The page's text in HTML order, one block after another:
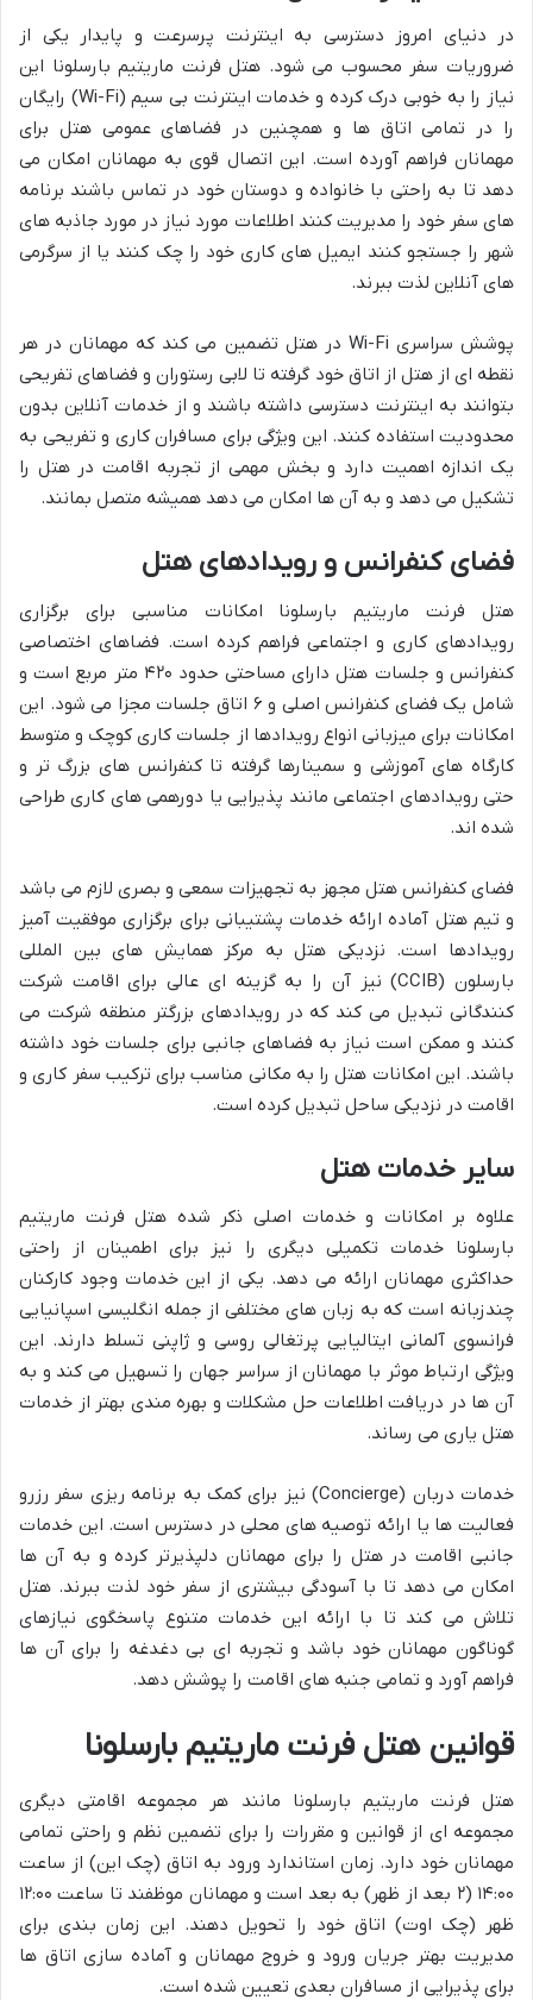
در دنیای امروز دسترسی به اینترنت پرسرعت و پایدار یکی از
ضروریات سفر محسوب می شود. هتل فرنت ماریتیم بارسلونا این
نیاز را به خوبی درک کرده و خدمات اینترنت بی سیم (Wi-Fi) رایگان
را در تمامی اتاق ها و همچنین در فضاهای عمومی هتل برای
مهمانان فراهم آورده است. این اتصال قوی به مهمانان امکان می
دهد تا به راحتی با خانواده و دوستان خود در تماس باشند برنامه
های سفر خود را مدیریت کنند اطلاعات مورد نیاز در مورد جاذبه های
شهر را جستجو کنند ایمیل های کاری خود را چک کنند یا از سرگرمی
های آنلاین لذت ببرند.
پوشش سراسری Wi-Fi در هتل تضمین می کند که مهمانان در هر
نقطه ای از هتل از اتاق خود گرفته تا لابی رستوران و فضاهای تفریحی
بتوانند به اینترنت دسترسی داشته باشند و از خدمات آنلاین بدون
محدودیت استفاده کنند. این ویژگی برای مسافران کاری و تفریحی به
یک اندازه اهمیت دارد و بخش مهمی از تجربه اقامت در هتل را
تشکیل می دهد و به آن ها امکان می دهد همیشه متصل بمانند.
فضای کنفرانس و رویدادهای هتل
هتل فرنت ماریتیم بارسلونا امکانات مناسبی برای برگزاری
رویدادهای کاری و اجتماعی فراهم کرده است. فضاهای اختصاصی
کنفرانس و جلسات هتل دارای مساحتی حدود ۴۲۰ متر مربع است و
شامل یک فضای کنفرانس اصلی و ۶ اتاق جلسات مجزا می شود. این
امکانات برای میزبانی انواع رویدادها از جلسات کاری کوچک و متوسط
کارگاه های آموزشی و سمینارها گرفته تا کنفرانس های بزرگ تر و
حتی رویدادهای اجتماعی مانند پذیرایی یا دورهمی های کاری طراحی
شده اند.
فضای کنفرانس هتل مجهز به تجهیزات سمعی و بصری لازم می باشد
و تیم هتل آماده ارائه خدمات پشتیبانی برای برگزاری موفقیت آمیز
رویدادها است. نزدیکی هتل به مرکز همایش های بین المللی
بارسلون (CCIB) نیز آن را به گزینه ای عالی برای اقامت شرکت
کنندگانی تبدیل می کند که در رویدادهای بزرگتر منطقه شرکت می
کنند و ممکن است نیاز به فضاهای جانبی برای جلسات خود داشته
باشند. این امکانات هتل را به مکانی مناسب برای ترکیب سفر کاری و
اقامت در نزدیکی ساحل تبدیل کرده است.
سایر خدمات هتل
علاوه بر امکانات و خدمات اصلی ذکر شده هتل فرنت ماریتیم
بارسلونا خدمات تکمیلی دیگری را نیز برای اطمینان از راحتی
حداکثری مهمانان ارائه می دهد. یکی از این خدمات وجود کارکنان
چندزبانه است که به زبان های مختلفی از جمله انگلیسی اسپانیایی
فرانسوی آلمانی ایتالیایی پرتغالی روسی و ژاپنی تسلط دارند. این
ویژگی ارتباط موثر با مهمانان از سراسر جهان را تسهیل می کند و به
آن ها در دریافت اطلاعات حل مشکلات و بهره مندی بهتر از خدمات
هتل یاری می رساند.
خدمات دربان (Concierge) نیز برای کمک به برنامه ریزی سفر رزرو
فعالیت ها یا ارائه توصیه های محلی در دسترس است. این خدمات
جانبی اقامت در هتل را برای مهمانان دلپذیرتر کرده و به آن ها
امکان می دهد تا با آسودگی بیشتری از سفر خود لذت ببرند. هتل
تلاش می کند تا با ارائه این خدمات متنوع پاسخگوی نیازهای
گوناگون مهمانان خود باشد و تجربه ای بی دغدغه را برای آن ها
فراهم آورد و تمامی جنبه های اقامت را پوشش دهد.
قوانین هتل فرنت ماریتیم بارسلونا
هتل فرنت ماریتیم بارسلونا مانند هر مجموعه اقامتی دیگری
مجموعه ای از قوانین و مقررات را برای تضمین نظم و راحتی تمامی
مهمانان خود دارد. زمان استاندارد ورود به اتاق (چک این) از ساعت
۱۴:۰۰ (۲ بعد از ظهر) به بعد است و مهمانان موظفند تا ساعت ۱۲:۰۰
ظهر (چک اوت) اتاق خود را تحویل دهند. این زمان بندی برای
مدیریت بهتر جریان ورود و خروج مهمانان و آماده سازی اتاق ها
برای پذیرایی از مسافران بعدی تعیین شده است.